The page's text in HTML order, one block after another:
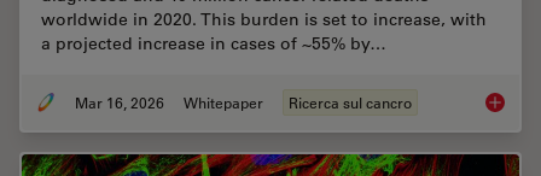
worldwide in 2020. This burden is set to increase, with
a projected increase in cases of ~55% by…
Mar 16, 2026 Whitepaper Ricerca sul cancro